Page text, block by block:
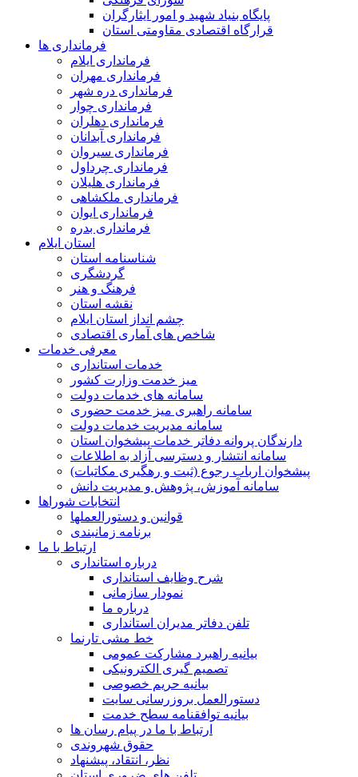
پایگاه بنیاد شهید و امور ایثارگران
قرارگاه اقتصادی مقاومتی استان
فرمانداری ها
فرمانداری ایلام
فرمانداری مهران
فرمانداری دره شهر
فرمانداری چوار
فرمانداری دهلران
فرمانداری آبدانان
فرمانداری سیروان
فرمانداری چرداول
فرمانداری هلیلان
فرمانداری ملکشاهی
فرمانداری ایوان
فرمانداری بدره
استان ایلام
شناسنامه استان
گردشگری
فرهنگ و هنر
نقشه استان
چشم انداز استان ایلام
شاخص های آماری اقتصادی
معرفی خدمات
خدمات استانداری
میز خدمت وزارت کشور
سامانه های خدمات دولت
سامانه راهبری میز خدمت حضوری
سامانه مدیریت خدمات دولت
دارندگان پروانه دفاتر خدمات پیشخوان استان
سامانه انتشار و دسترسی آزاد به اطلاعات
پیشخوان ارباب رجوع (ثبت و رهگیری مکاتبات)
سامانه آموزش، پژوهش و مدیریت دانش
انتخابات شوراها
قوانین و دستورالعملها
برنامه زمانبندی
ارتباط با ما
درباره استانداری
شرح وظایف استانداری
نمودار سازمانی
درباره ما
تلفن دفاتر مدیران استانداری
خط مشی تارنما
بیانیه راهبرد مشارکت عمومی
تصمیم گیری الکترونیکی
بیانیه حریم خصوصی
دستورالعمل بروزرسانی سایت
بیانیه توافقنامه سطح خدمت
ارتباط با ما در پیام رسان ها
حقوق شهروندی
نظر، انتقاد، پیشنهاد